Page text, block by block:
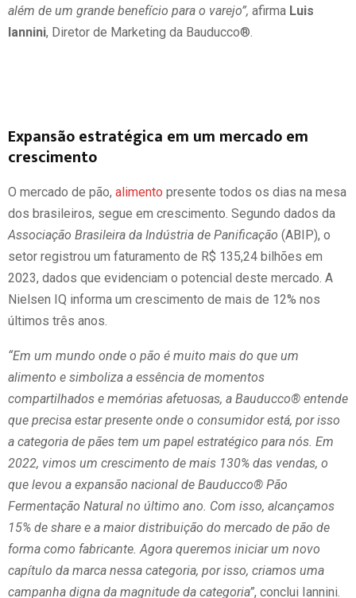
além de um grande benefício para o varejo”, afirma Luis
Iannini, Diretor de Marketing da Bauducco®.
Expansão estratégica em um mercado em
crescimento
O mercado de pão, alimento presente todos os dias na mesa
dos brasileiros, segue em crescimento. Segundo dados da
Associação Brasileira da Indústria de Panificação (ABIP), o
setor registrou um faturamento de R$ 135,24 bilhões em
2023, dados que evidenciam o potencial deste mercado. A
Nielsen IQ informa um crescimento de mais de 12% nos
últimos três anos.
“Em um mundo onde o pão é muito mais do que um
alimento e simboliza a essência de momentos
compartilhados e memórias afetuosas, a Bauducco® entende
que precisa estar presente onde o consumidor está, por isso
a categoria de pães tem um papel estratégico para nós. Em
2022, vimos um crescimento de mais 130% das vendas, o
que levou a expansão nacional de Bauducco® Pão
Fermentação Natural no último ano. Com isso, alcançamos
15% de share e a maior distribuição do mercado de pão de
forma como fabricante. Agora queremos iniciar um novo
capítulo da marca nessa categoria, por isso, criamos uma
campanha digna da magnitude da categoria”, conclui Iannini.